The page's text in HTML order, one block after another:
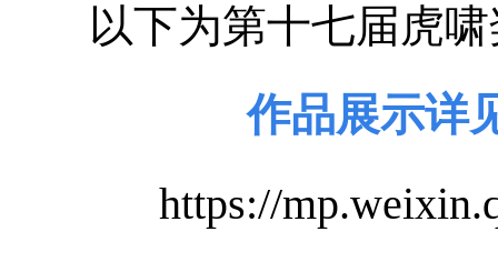
以下为第十七届虎啸
作品展示详
https://